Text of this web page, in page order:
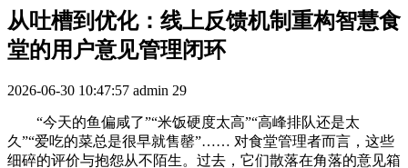
从吐槽到优化：线上反馈机制重构智慧食
堂的用户意见管理闭环
2026-06-30 10:47:57 admin 29
“今天的鱼偏咸了”“米饭硬度太高”“高峰排队还是太
久”“爱吃的菜总是很早就售罄”…… 对食堂管理者而言，这些
细碎的评价与抱怨从不陌生。过去，它们散落在角落的意见箱